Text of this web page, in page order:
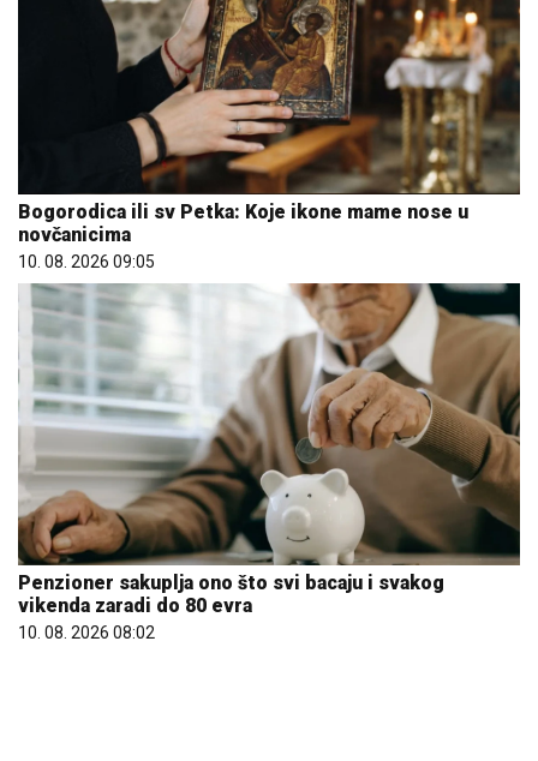
Bogorodica ili sv Petka: Koje ikone mame nose u
novčanicima
10. 08. 2026 09:05
Penzioner sakuplja ono što svi bacaju i svakog
vikenda zaradi do 80 evra
10. 08. 2026 08:02